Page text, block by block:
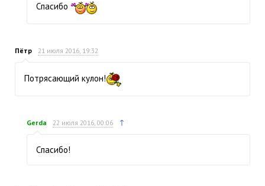
Спасибо
Пётр 21 июля 2016, 19:32
Потрясающий кулон!
Gerda 22 июля 2016, 00:06 ↑
Спасибо!